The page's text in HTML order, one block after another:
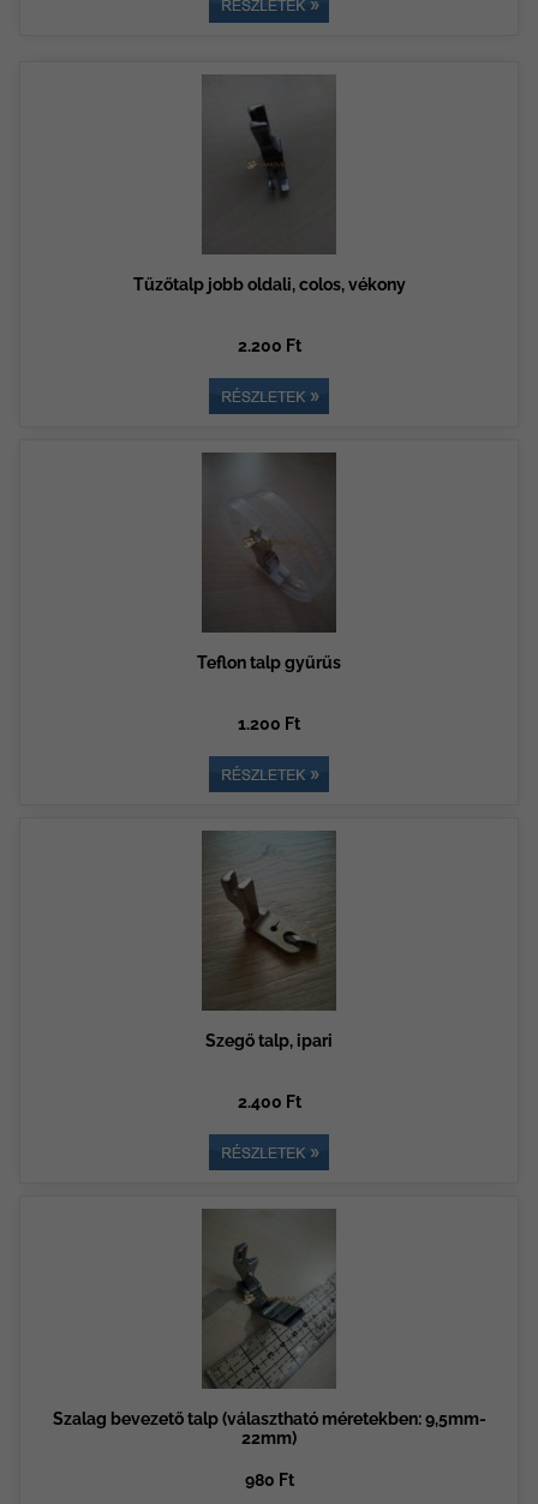
Tűzőtalp jobb oldali, colos, vékony
2.200 Ft
Teflon talp gyűrűs
1.200 Ft
Szegő talp, ipari
2.400 Ft
Szalag bevezető talp (választható méretekben: 9,5mm-
22mm)
980 Ft